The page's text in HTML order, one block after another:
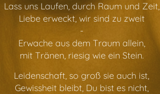
Lass uns Laufen, durch Raum und Zeit,
Liebe erweckt, wir sind zu zweit
-
Erwache aus dem Traum allein,
mit Tränen, riesig wie ein Stein.
Leidenschaft, so groß sie auch ist,
Gewissheit bleibt, Du bist es nicht,